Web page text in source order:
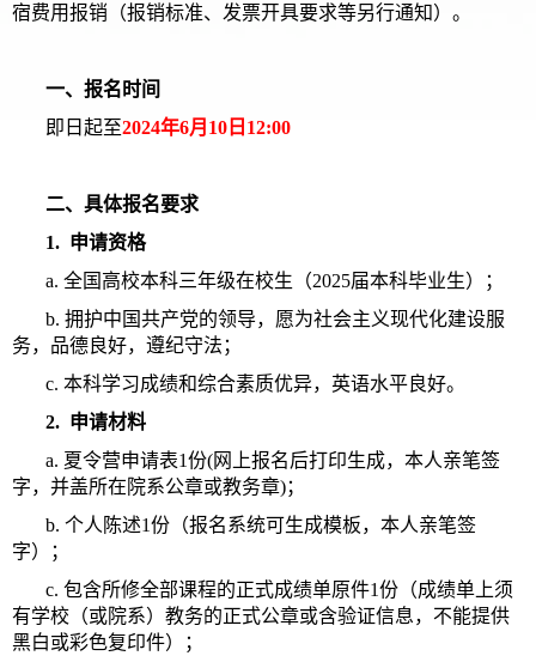
宿费用报销（报销标准、发票开具要求等另行通知）。
一、报名时间
即日起至2024年6月10日12:00
二、具体报名要求
1. 申请资格
a. 全国高校本科三年级在校生（2025届本科毕业生）；
b. 拥护中国共产党的领导，愿为社会主义现代化建设服
务，品德良好，遵纪守法；
c. 本科学习成绩和综合素质优异，英语水平良好。
2. 申请材料
a. 夏令营申请表1份(网上报名后打印生成，本人亲笔签
字，并盖所在院系公章或教务章)；
b. 个人陈述1份（报名系统可生成模板，本人亲笔签
字）；
c. 包含所修全部课程的正式成绩单原件1份（成绩单上须
有学校（或院系）教务的正式公章或含验证信息，不能提供
黑白或彩色复印件）；